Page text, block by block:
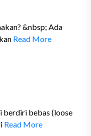
&nbsp; Ada
Read More
berdiri bebas (loose
Read More